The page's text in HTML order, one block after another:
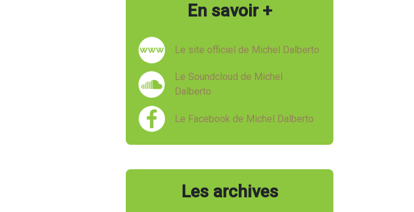
En savoir +
Le site officiel de Michel Dalberto
Le Soundcloud de Michel
Dalberto
Le Facebook de Michel Dalberto
Les archives